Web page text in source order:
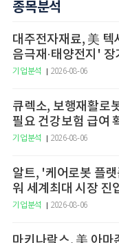
종목분석
대주전자재료, 美 텍
음극재·태양전지' 장
기업분석 2026-08-06
큐렉소, 보행재활로
필요 건강보험 급여
기업분석 2026-08-06
알트, '케어로봇 플
워 세계최대 시장 진
기업분석 2026-08-06